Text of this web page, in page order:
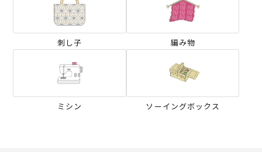
刺し子 編み物
ミシン ソーイングボックス